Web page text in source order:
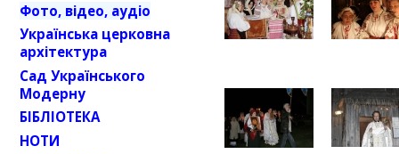
Фото, відео, аудіо
Українська церковна
архітектура
Сад Українського
Модерну
БІБЛІОТЕКА
НОТИ